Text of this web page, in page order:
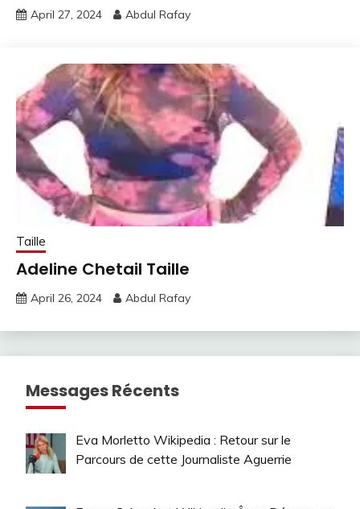
April 27, 2024 Abdul Rafay
Taille
Adeline Chetail Taille
April 26, 2024 Abdul Rafay
Messages Récents
Eva Morletto Wikipedia : Retour sur le
Parcours de cette Journaliste Aguerrie